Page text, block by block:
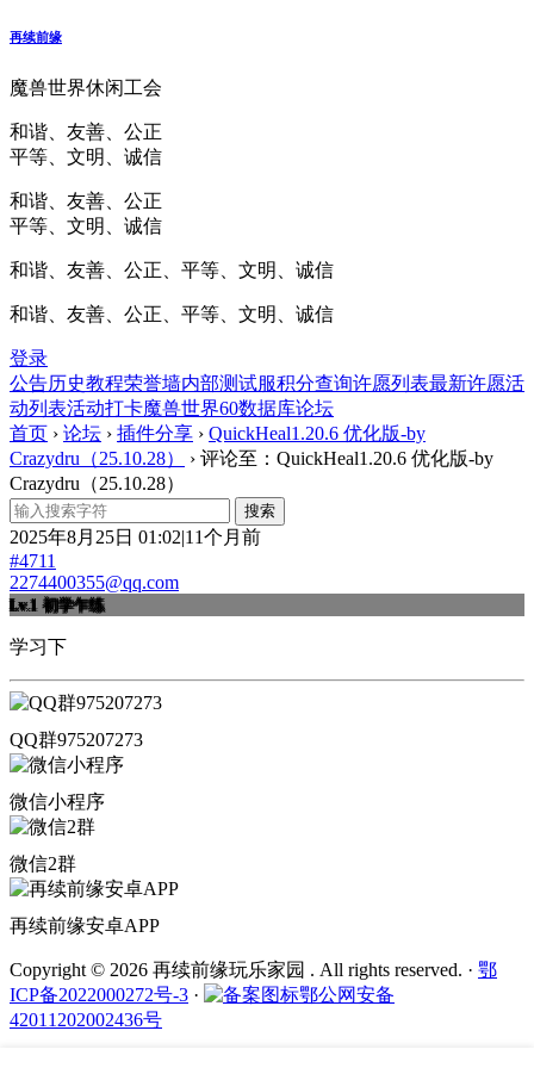
再续前缘
魔兽世界休闲工会
和谐、友善、公正
平等、文明、诚信
和谐、友善、公正
平等、文明、诚信
和谐、友善、公正、平等、文明、诚信
和谐、友善、公正、平等、文明、诚信
登录
公告历史教程荣誉墙内部测试服积分查询许愿列表最新许愿活
动列表活动打卡魔兽世界60数据库论坛
首页 › 论坛 › 插件分享 › QuickHeal1.20.6 优化版-by
Crazydru（25.10.28）
› 评论至：QuickHeal1.20.6 优化版-by
Crazydru（25.10.28）
2025年8月25日 01:02|11个月前
#4711
2274400355@qq.com
Lv.1 初学乍练
学习下
QQ群975207273
微信小程序
微信2群
再续前缘安卓APP
Copyright © 2026 再续前缘玩乐家园 . All rights reserved. · 鄂
ICP备2022000272号-3 ·
鄂公网安备
42011202002436号